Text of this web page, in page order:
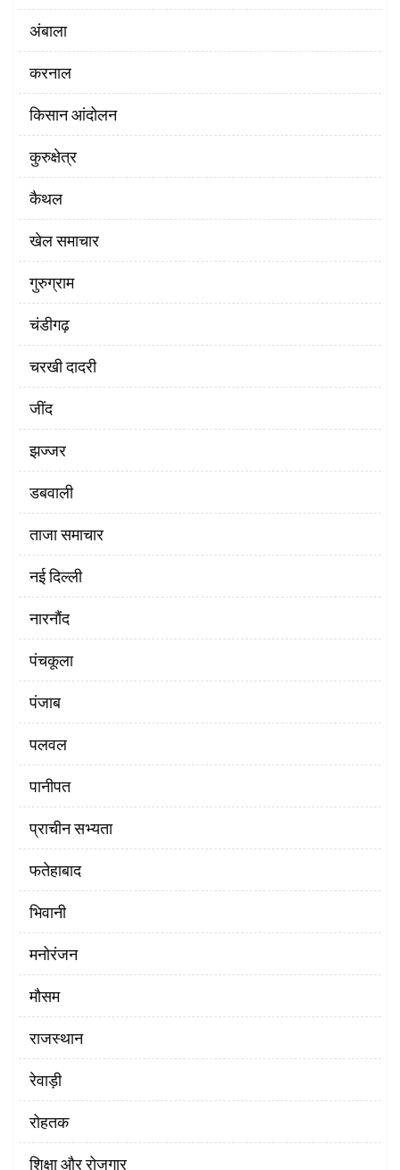
अंबाला
करनाल
किसान आंदोलन
कुरुक्षेत्र
कैथल
खेल समाचार
गुरुग्राम
चंडीगढ़
चरखी दादरी
‌जींद
झज्जर
डबवाली
ताजा समाचार
नई दिल्ली
नारनौंद
पंचकूला
पंजाब
पलवल
पानीपत
प्राचीन सभ्यता
फतेहाबाद
भिवानी
मनोरंजन
मौसम
राजस्थान
रेवाड़ी
रोहतक
शिक्षा और रोजगार